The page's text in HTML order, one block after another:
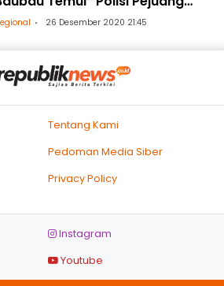
26 Desember 2020 21:45
Tentang Kami
Pedoman Media Siber
Privacy Policy
Instagram
Youtube